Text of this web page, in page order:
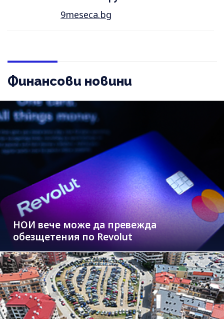
9meseca.bg
Финансови новини
НОИ вече може да превежда
обезщетения по Revolut